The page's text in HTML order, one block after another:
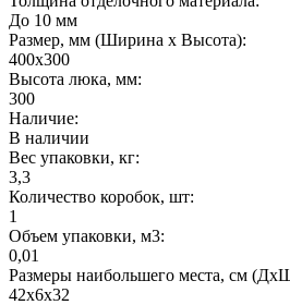
До 10 мм
Размер, мм (Ширина х Высота):
400х300
Высота люка, мм:
300
Наличие:
В наличии
Вес упаковки, кг:
3,3
Количество коробок, шт:
1
Объем упаковки, м3:
0,01
Размеры наибольшего места, см
42х6х32